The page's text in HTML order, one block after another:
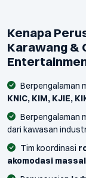
Kenapa
Karawang &
Berpengalaman
KNIC, KIM, KJIE,
Berpengalaman
dari kawasan
Tim koordinasi
akomodasi